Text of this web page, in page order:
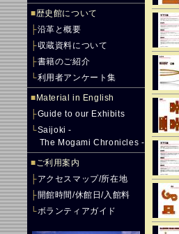
■歴史館について
├沿革と概要
├収蔵資料について
├書籍のご紹介
└利用者アンケート集
■ Material in English
├Guide to our Exhibits
└Saijoki -
The Mogami Chronicles -
■ご利用案内
├アクセスマップ/所在地
├開館時間/休館日/入館料
└ボランティアガイド